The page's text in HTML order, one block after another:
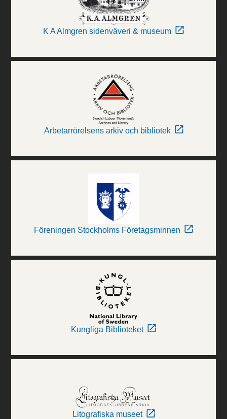
K A Almgren sidenväveri & museum
Arbetarrörelsens arkiv och bibliotek
Föreningen Stockholms Företagsminnen
Kungliga Biblioteket
Litografiska museet